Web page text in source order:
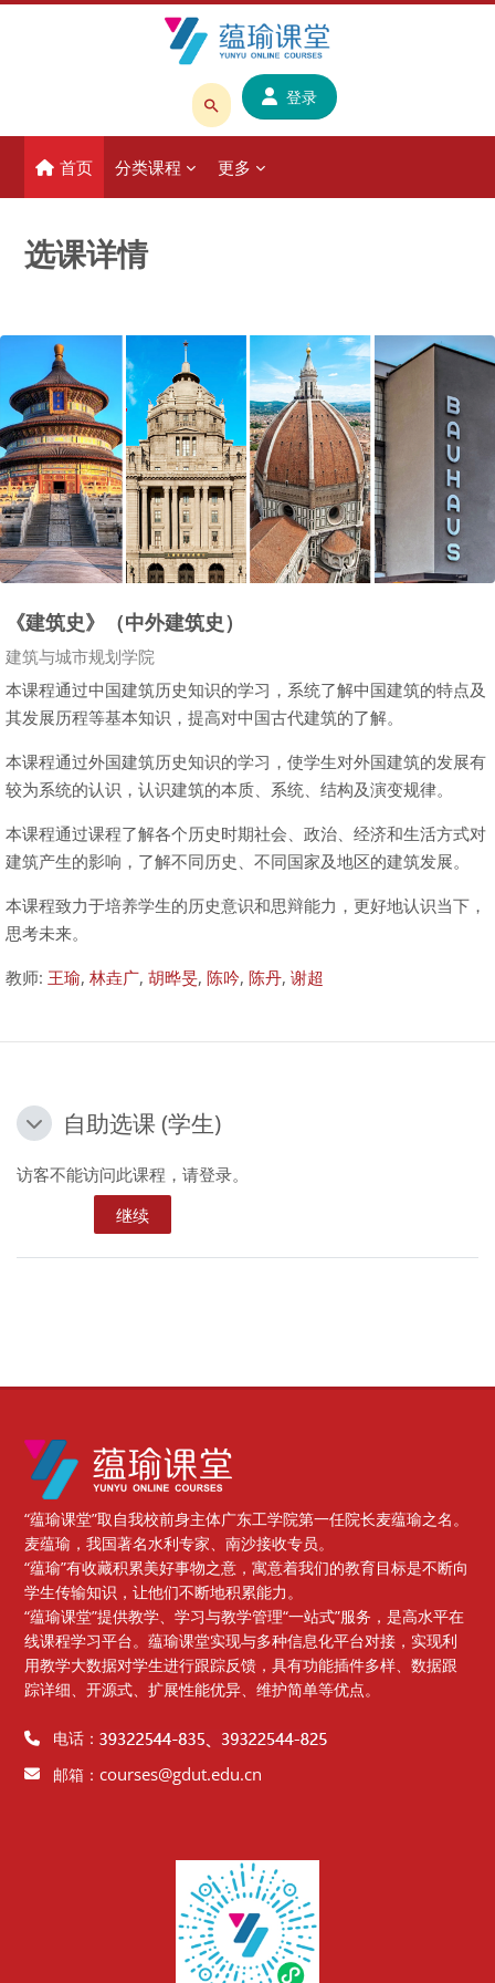
搜
课
程
称
登录
首页 分类课程 更多
选课详情
《建筑史》（中外建筑史）
课程类别
建筑与城市规划学院
本课程通过中国建筑历史知识的学习，系统了解中国建筑的特点及
其发展历程等基本知识，提高对中国古代建筑的了解。
本课程通过外国建筑历史知识的学习，使学生对外国建筑的发展有
较为系统的认识，认识建筑的本质、系统、结构及演变规律。
本课程通过课程了解各个历史时期社会、政治、经济和生活方式对
建筑产生的影响，了解不同历史、不同国家及地区的建筑发展。
本课程致力于培养学生的历史意识和思辩能力，更好地认识当下，
思考未来。
教师: 王瑜, 林垚广, 胡晔旻, 陈吟, 陈丹, 谢超
自助选课 (学生)
自助选课 (学生)
自助选课 (学生)
访客不能访问此课程，请登录。
继续
版块
“蕴瑜课堂”取自我校前身主体广东工学院第一任院长麦蕴瑜之名。
麦蕴瑜，我国著名水利专家、南沙接收专员。
“蕴瑜”有收藏积累美好事物之意，寓意着我们的教育目标是不断向
学生传输知识，让他们不断地积累能力。
“蕴瑜课堂”提供教学、学习与教学管理“一站式”服务，是高水平在
线课程学习平台。蕴瑜课堂实现与多种信息化平台对接，实现利
用教学大数据对学生进行跟踪反馈，具有功能插件多样、数据跟
踪详细、开源式、扩展性能优异、维护简单等优点。
电话：
邮箱：courses@gdut.edu.cn